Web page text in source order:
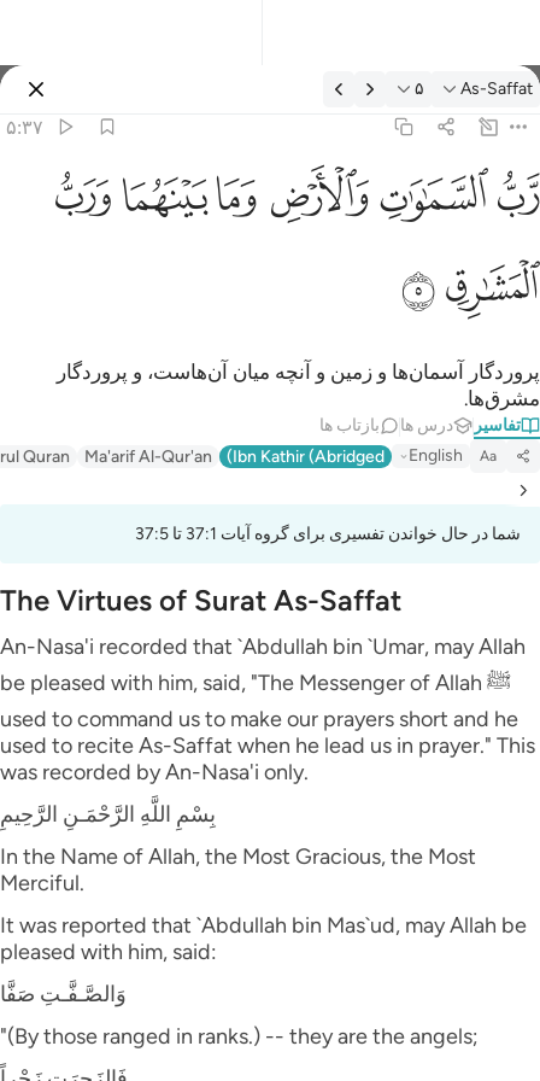
تفسیر: As-Saffat ۵:۳۷
As-Saffat ۵
۵:۳۷
رب السماوات والارض وما بينهما ورب المشارق ٥
رَّبُّ ٱلسَّمَـٰوَٰتِ وَٱلْأَرْضِ وَمَا بَيْنَهُمَا وَرَبُّ ٱلْمَشَـٰرِقِ ٥
ﱎﱏﱐ ﱑﱒﱓ
ﱔﱕ
پروردگار آسمان‌ها و زمین و آنچه میان آن‌هاست، و پروردگار
مشرق‌ها.
تفاسیر درس ها بازتاب ها
Aa
English
Ibn Kathir (Abridged)
Ma'arif Al-Qur'an
Quran
شما در حال خواندن تفسیری برای گروه آیات 37:1 تا 37:5
The Virtues of Surat As-Saffat
An-Nasa'i recorded that `Abdullah bin `Umar, may Allah
be pleased with him, said, "The Messenger of Allah ﷺ
used to command us to make our prayers short and he
used to recite As-Saffat when he lead us in prayer." This
was recorded by An-Nasa'i only.
بِسْمِ اللَّهِ الرَّحْمَـنِ الرَّحِيمِ
In the Name of Allah, the Most Gracious, the Most
Merciful.
It was reported that `Abdullah bin Mas`ud, may Allah be
pleased with him, said:
وَالصَّـفَّـتِ صَفَّا
"(By those ranged in ranks.) -- they are the angels;